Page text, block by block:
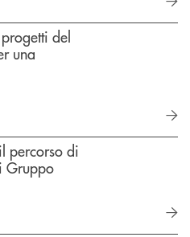
del
una
percorso di
Gruppo